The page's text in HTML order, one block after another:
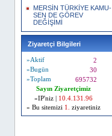
MERSİN TÜRKİYE KAMU-
SEN DE GÖREV
DEĞİŞİMİ
Ziyaretçi Bilgileri
»Aktif
2
»Bugün
30
»Toplam
695732
Sayın Ziyaretçimiz
»IP'niz |
10.4.131.96
» Bu sitemizi 1. ziyaretiniz